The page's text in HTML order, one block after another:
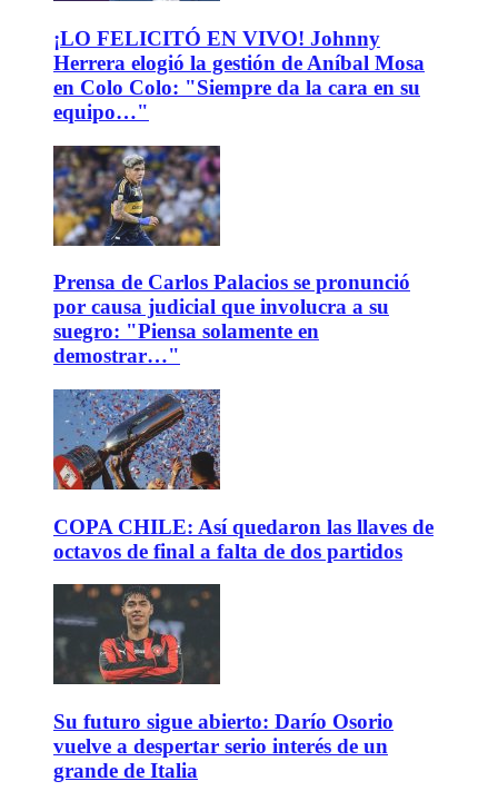
¡LO FELICITÓ EN VIVO! Johnny
Herrera elogió la gestión de Aníbal Mosa
en Colo Colo: "Siempre da la cara en su
equipo…"
Prensa de Carlos Palacios se pronunció
por causa judicial que involucra a su
suegro: "Piensa solamente en
demostrar…"
COPA CHILE: Así quedaron las llaves de
octavos de final a falta de dos partidos
Su futuro sigue abierto: Darío Osorio
vuelve a despertar serio interés de un
grande de Italia